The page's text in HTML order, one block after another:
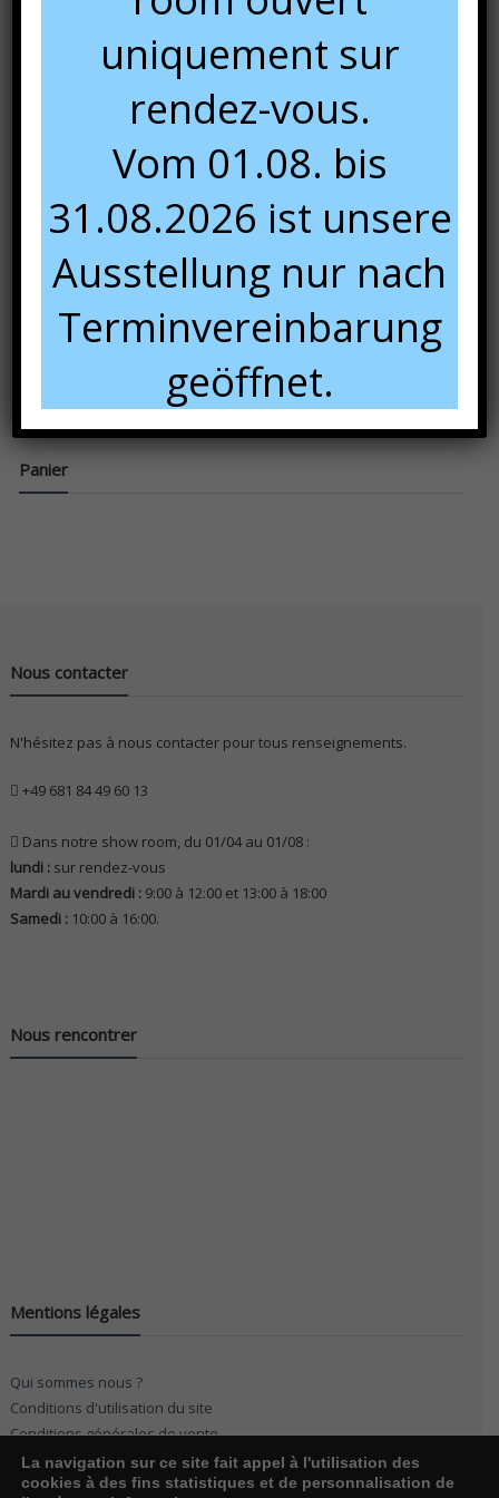
Panier
Nous contacter
N'hésitez pas à nous contacter pour tous renseignements.
+49 681 84 49 60 13
Dans notre show room, du 01/04 au 01/08 :
lundi : sur rendez-vous
Mardi au vendredi : 9:00 à 12:00 et 13:00 à 18:00
Samedi : 10:00 à 16:00.
Nous rencontrer
Mentions légales
Qui sommes nous ?
Conditions d'utilisation du site
Conditions générales de vente
uniquement sur
rendez-vous.
Vom 01.08. bis
31.08.2026 ist unsere
Ausstellung nur nach
Terminvereinbarung
geöffnet.
La navigation sur ce site fait appel à l'utilisation des
cookies à des fins statistiques et de personnalisation de